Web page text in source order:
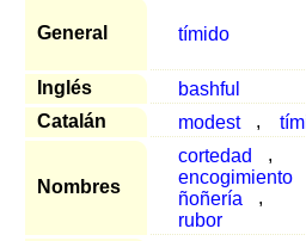
General tímido
Inglés
bashful
Catalán
modest ,
Nombres
cortedad
,
encogimiento
ñoñería
,
rubor